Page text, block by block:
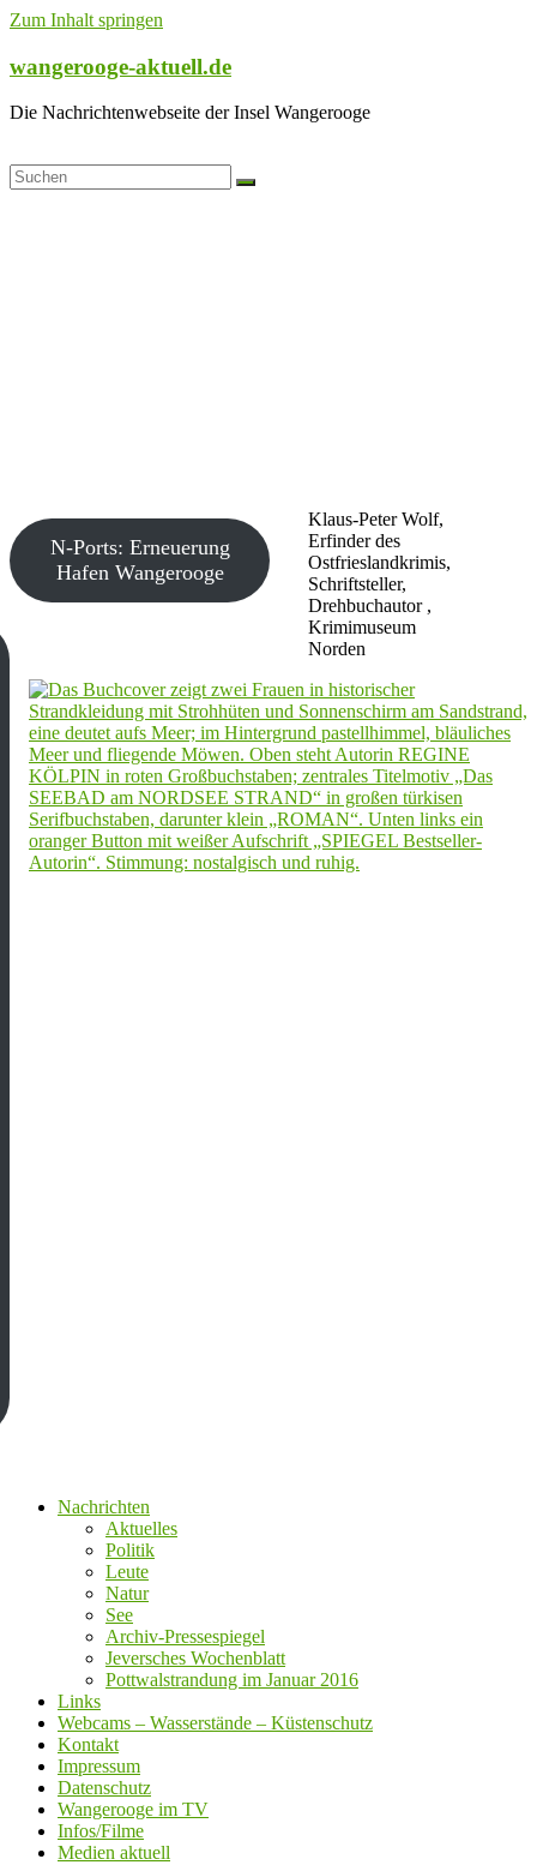
Zum Inhalt springen
wangerooge-aktuell.de
Die Nachrichtenwebseite der Insel Wangerooge
Klaus-Peter Wolf,
Erfinder des
Ostfrieslandkrimis,
Schriftsteller,
Drehbuchautor ,
Krimimuseum
Norden
N-Ports: Erneuerung
Hafen Wangerooge
Nachrichten
Aktuelles
Politik
Leute
Natur
See
Archiv-Pressespiegel
Jeversches Wochenblatt
Pottwalstrandung im Januar 2016
Links
Webcams – Wasserstände – Küstenschutz
Kontakt
Impressum
Datenschutz
Wangerooge im TV
Infos/Filme
Medien aktuell